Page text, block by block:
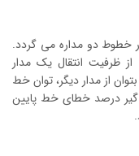
در خطوط دو مداره می گردد.
ظرفیت انتقال یک مدار
از مدار دیگر، توان خط
گیر درصد خطای خط پایین